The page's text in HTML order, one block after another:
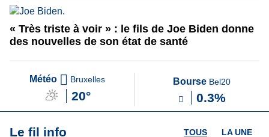
« Très triste à voir » : le fils de Joe Biden donne
des nouvelles de son état de santé
Météo Bruxelles
20°
Bourse Bel20
0.3%
Le fil info LA UNE
TOUS